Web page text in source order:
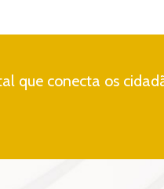
que conecta os